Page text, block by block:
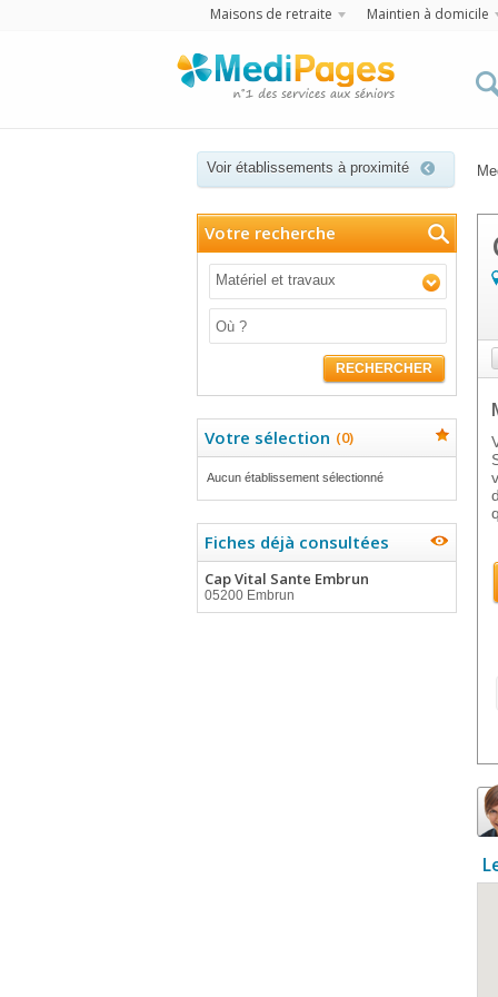
Maisons de retraite Maintien à domicile
Voir établissements à proximité
Votre recherche
Matériel et travaux
RECHERCHER
Votre sélection (0)
Aucun établissement sélectionné
Fiches déjà consultées
Cap Vital Sante Embrun
05200 Embrun